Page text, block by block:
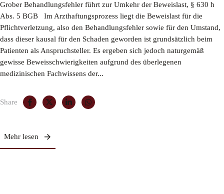
Grober Behandlungsfehler führt zur Umkehr der Beweislast, § 630 h
Abs. 5 BGB Im Arzthaftungsprozess liegt die Beweislast für die
Pflichtverletzung, also den Behandlungsfehler sowie für den Umstand,
dass dieser kausal für den Schaden geworden ist grundsätzlich beim
Patienten als Anspruchsteller. Es ergeben sich jedoch naturgemäß
gewisse Beweisschwierigkeiten aufgrund des überlegenen
medizinischen Fachwissens der...
Share
Mehr lesen